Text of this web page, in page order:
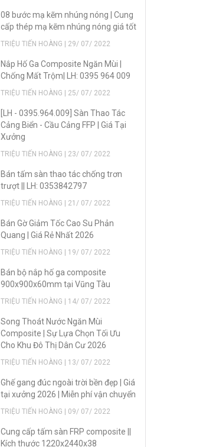
08 bước mạ kẽm nhúng nóng | Cung
cấp thép mạ kẽm nhúng nóng giá tốt
TRIỆU TIẾN HOÀNG | 29/ 07/ 2022
Nắp Hố Ga Composite Ngăn Mùi |
Chống Mất Trộm| LH: 0395 964 009
TRIỆU TIẾN HOÀNG | 25/ 07/ 2022
[LH - 0395.964.009] Sàn Thao Tác
Cảng Biển - Cầu Cảng FFP | Giá Tại
Xưởng
TRIỆU TIẾN HOÀNG | 23/ 07/ 2022
Bán tấm sàn thao tác chống trơn
trượt || LH: 0353842797
TRIỆU TIẾN HOÀNG | 21/ 07/ 2022
Bán Gờ Giảm Tốc Cao Su Phản
Quang | Giá Rẻ Nhất 2026
TRIỆU TIẾN HOÀNG | 19/ 07/ 2022
Bán bộ nắp hố ga composite
900x900x60mm tại Vũng Tàu
TRIỆU TIẾN HOÀNG | 14/ 07/ 2022
Song Thoát Nước Ngăn Mùi
Composite | Sự Lựa Chọn Tối Ưu
Cho Khu Đô Thị Dân Cư 2026
TRIỆU TIẾN HOÀNG | 13/ 07/ 2022
Ghế gang đúc ngoài trời bền đẹp | Giá
tại xưởng 2026 | Miễn phí vận chuyển
TRIỆU TIẾN HOÀNG | 09/ 07/ 2022
Cung cấp tấm sàn FRP composite ||
Kích thước 1220x2440x38